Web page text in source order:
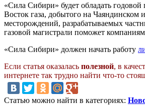
«Сила Сибири» будет обладать
Восток газа, добытого на
месторождений, разрабатываемых
газовой магистрали поможет
«Сила Сибири» должен начать работу
Если статья оказалась полезной, в
интернете так трудно найти что-то
Статью можно найти в категориях: